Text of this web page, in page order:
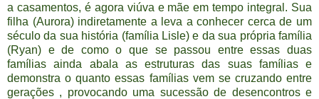
a casamentos, é agora viúva e mãe em tempo integral. Sua
filha (Aurora) indiretamente a leva a conhecer cerca de um
século da sua história (família Lisle) e da sua própria família
(Ryan) e de como o que se passou entre essas duas
famílias ainda abala as estruturas das suas famílias e
demonstra o quanto essas famílias vem se cruzando entre
gerações , provocando uma sucessão de desencontros e